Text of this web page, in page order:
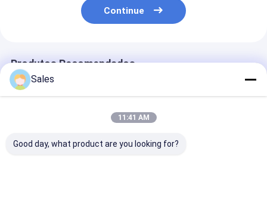
Continue
Produtos Recomendados
Sales
11:41 AM
Good day, what product are you looking for?